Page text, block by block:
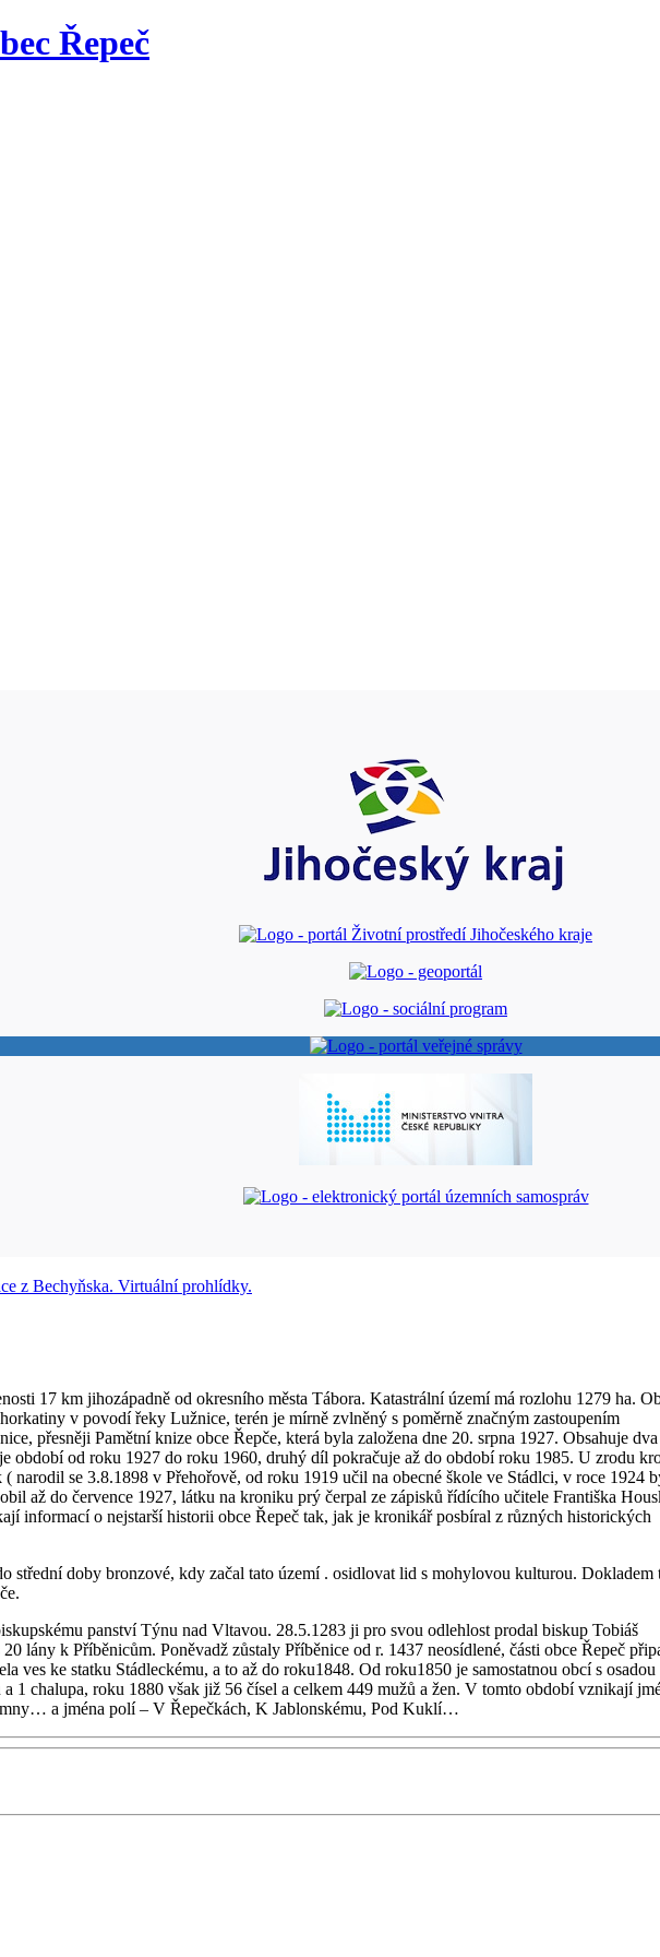
Řepeč
17 km jihozápadně od okresního města Tábora. Katastrální území má rozlohu 1279 ha.
v povodí řeky Lužnice, terén je mírně zvlněný s poměrně značným zastoupením
přesněji Pamětní knize obce Řepče, která byla založena dne 20. srpna 1927. Obsahuje
období od roku 1927 do roku 1960, druhý díl pokračuje až do období roku 1985. U zrodu
narodil se 3.8.1898 v Přehořově, od roku 1919 učil na obecné škole ve Stádlci, v roce 1924
až do července 1927, látku na kroniku prý čerpal ze zápisků řídícího učitele Františka
informací o nejstarší historii obce Řepeč tak, jak je kronikář posbíral z různých historických
střední doby bronzové, kdy začal tato území . osidlovat lid s mohylovou kulturou. Dokladem
panství Týnu nad Vltavou. 28.5.1283 ji pro svou odlehlost prodal biskup Tobiáš
lány k Příběnicům. Poněvadž zůstaly Příběnice od r. 1437 neosídlené, části obce Řepeč
ves ke statku Stádleckému, a to až do roku1848. Od roku1850 je samostatnou obcí s osadou
1 chalupa, roku 1880 však již 56 čísel a celkem 449 mužů a žen. V tomto období vznikají
a jména polí – V Řepečkách, K Jablonskému, Pod Kuklí…